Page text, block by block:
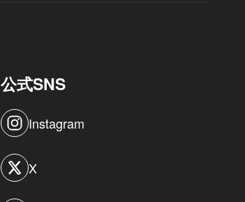
公式SNS
Instagram
X